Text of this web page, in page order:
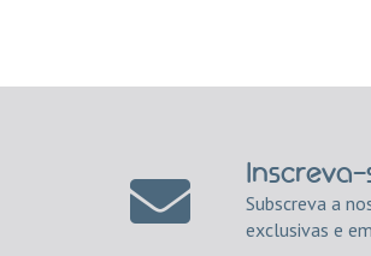
Subscreva a
exclusivas e